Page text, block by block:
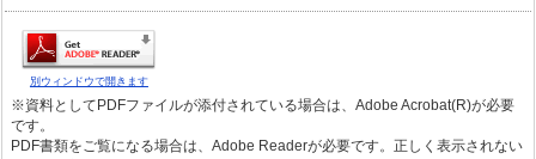
別ウィンドウで開きます
※資料としてPDFファイルが添付されている場合は、Adobe Acrobat(R)が必要
です。
PDF書類をご覧になる場合は、Adobe Readerが必要です。正しく表示されない